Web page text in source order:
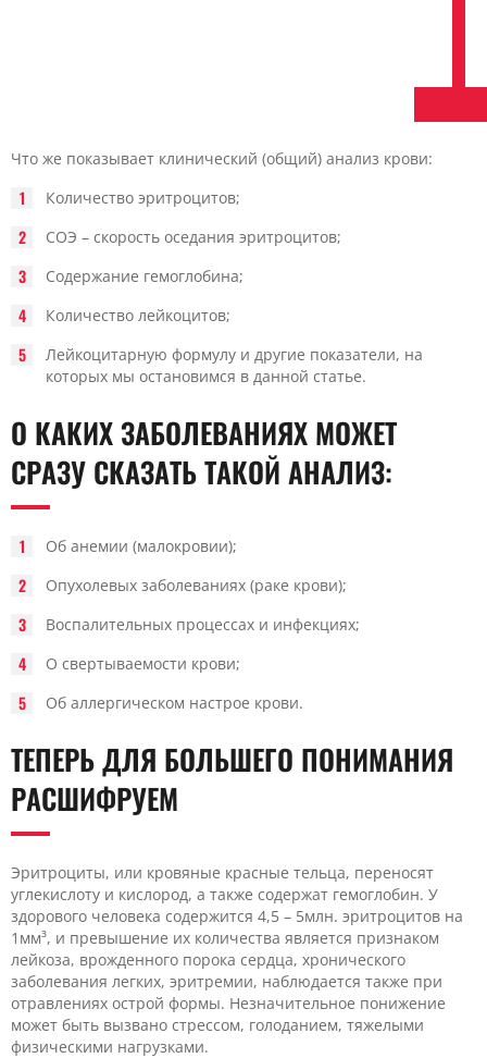
Что же показывает клинический (общий) анализ крови:
Количество эритроцитов;
СОЭ – скорость оседания эритроцитов;
Содержание гемоглобина;
Количество лейкоцитов;
Лейкоцитарную формулу и другие показатели, на
которых мы остановимся в данной статье.
О КАКИХ ЗАБОЛЕВАНИЯХ МОЖЕТ
СРАЗУ СКАЗАТЬ ТАКОЙ АНАЛИЗ:
Об анемии (малокровии);
Опухолевых заболеваниях (раке крови);
Воспалительных процессах и инфекциях;
О свертываемости крови;
Об аллергическом настрое крови.
ТЕПЕРЬ ДЛЯ БОЛЬШЕГО ПОНИМАНИЯ
РАСШИФРУЕМ
Эритроциты, или кровяные красные тельца, переносят
углекислоту и кислород, а также содержат гемоглобин. У
здорового человека содержится 4,5 – 5млн. эритроцитов на
1мм³, и превышение их количества является признаком
лейкоза, врожденного порока сердца, хронического
заболевания легких, эритремии, наблюдается также при
отравлениях острой формы. Незначительное понижение
может быть вызвано стрессом, голоданием, тяжелыми
физическими нагрузками.